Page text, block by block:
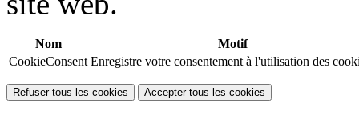
Nom
Motif
CookieConsent Enregistre votre consentement à l'utilisation des
Refuser tous les cookies Accepter tous les cookies